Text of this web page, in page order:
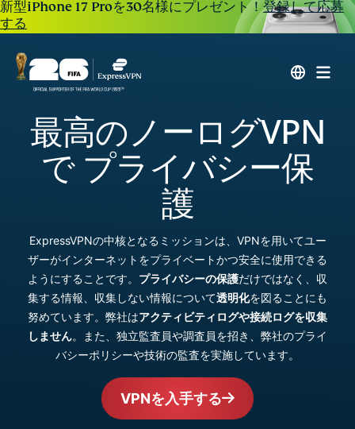
新型iPhone 17 Proを30名様にプレゼント！登録して応募
する
最高のノーログVPN
で プライバシー保
護
ExpressVPNの中核となるミッションは、VPNを用いてユー
ザーがインターネットをプライベートかつ安全に使用できる
ようにすることです。 プライバシーの保護だけではなく、収
集する情報、収集しない情報について透明化を図ることにも
努めています。弊社はアクティビティログや接続ログを収集
しません。また、独立監査員や調査員を招き、弊社のプライ
バシーポリシーや技術の監査を実施しています。
VPNを入手する